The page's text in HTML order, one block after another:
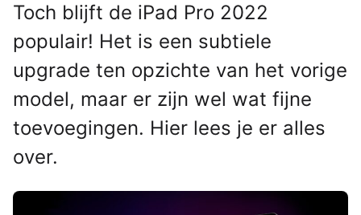
Toch blijft de iPad Pro 2022
populair! Het is een subtiele
upgrade ten opzichte van het vorige
model, maar er zijn wel wat fijne
toevoegingen. Hier lees je er alles
over.